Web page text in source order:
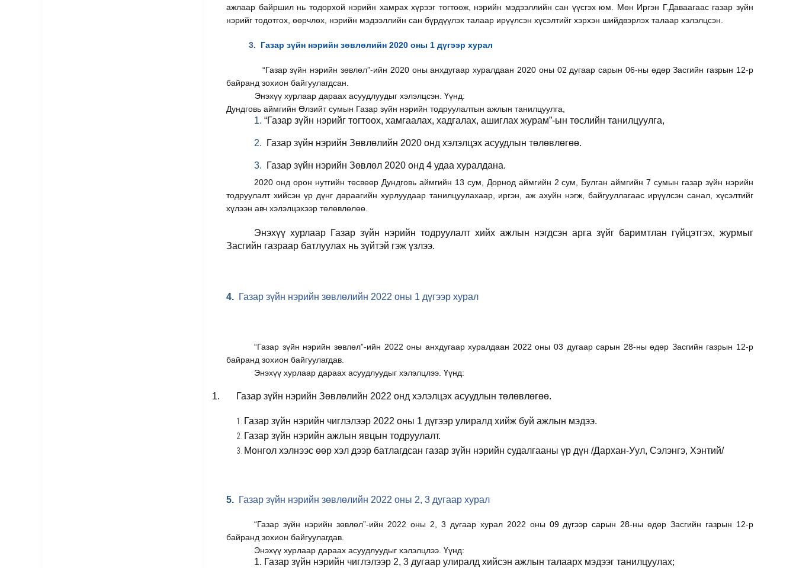
ажлаар байршил нь тодорхой нэрийн хамрах хүрээг тогтоож, нэрийн мэдээллийн сан үүсгэх юм. Мөн Иргэн Г.Даваагаас газар зүйн
нэрийг тодотгох, өөрчлөх, нэрийн мэдээллийн сан бүрдүүлэх талаар ирүүлсэн хүсэлтийг хэрхэн шийдвэрлэх талаар хэлэлцсэн.
3. Газар зүйн нэрийн зөвлөлийн 2020 оны 1 дүгээр хурал
“Газар зүйн нэрийн зөвлөл”-ийн 2020 оны анхдугаар хуралдаан 2020 оны 02 дугаар сарын 06-ны өдөр Засгийн газрын 12-р
байранд зохион байгуулагдсан.
Энэхүү хурлаар дараах асуудлуудыг хэлэлцсэн. Үүнд:
Дундговь аймгийн Өлзийт сумын Газар зүйн нэрийн тодруулалтын ажлын танилцуулга,
1. “Газар зүйн нэрийг тогтоох, хамгаалах, хадгалах, ашиглах журам”-ын төслийн танилцуулга,
2. Газар зүйн нэрийн Зөвлөлийн 2020 онд хэлэлцэх асуудлын төлөвлөгөө.
3. Газар зүйн нэрийн Зөвлөл 2020 онд 4 удаа хуралдана.
2020 онд орон нутгийн төсвөөр Дундговь аймгийн 13 сум, Дорнод аймгийн 2 сум, Булган аймгийн 7 сумын газар зүйн нэрийн
тодруулалт хийсэн үр дүнг дараагийн хурлуудаар танилцуулахаар, иргэн, аж ахуйн нэгж, байгууллагаас ирүүлсэн санал, хүсэлтийг
хүлээн авч хэлэлцэхээр төлөвлөлөө.
Энэхүү хурлаар Газар зүйн нэрийн тодруулалт хийх ажлын нэгдсэн арга зүйг баримтлан гүйцэтгэх, журмыг
Засгийн газраар батлуулах нь зүйтэй гэж үзлээ.
4. Газар зүйн нэрийн зөвлөлийн 2022 оны 1 дүгээр хурал
“Газар зүйн нэрийн зөвлөл”-ийн 2022 оны анхдугаар хуралдаан 2022 оны 03 дугаар сарын 28-ны өдөр Засгийн газрын 12-р
байранд зохион байгуулагдав.
Энэхүү хурлаар дараах асуудлуудыг хэлэлцлээ. Үүнд:
1. Газар зүйн нэрийн Зөвлөлийн 2022 онд хэлэлцэх асуудлын төлөвлөгөө.
Газар зүйн нэрийн чиглэлээр 2022 оны 1 дүгээр улиралд хийж буй ажлын мэдээ.
Газар зүйн нэрийн ажлын явцын тодруулалт.
Монгол хэлнээс өөр хэл дээр батлагдсан газар зүйн нэрийн судалгааны үр дүн /Дархан-Уул, Сэлэнгэ, Хэнтий/
5. Газар зүйн нэрийн зөвлөлийн 2022 оны 2, 3 дугаар хурал
“Газар зүйн нэрийн зөвлөл”-ийн 2022 оны 2, 3 дугаар хурал 2022 оны 09 дүгээр сарын 28-ны өдөр Засгийн газрын 12-р
байранд зохион байгуулагдав.
Энэхүү хурлаар дараах асуудлуудыг хэлэлцлээ. Үүнд:
1. Газар зүйн нэрийн чиглэлээр 2, 3 дугаар улиралд хийсэн ажлын талаарх мэдээг танилцуулах;